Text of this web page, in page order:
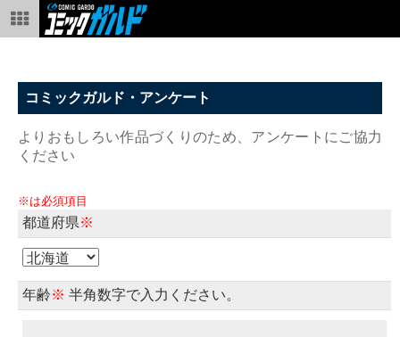
コミックガルド・アンケート
よりおもしろい作品づくりのため、アンケートにご協力
ください
※は必須項目
都道府県※
年齢※ 半角数字で入力ください。